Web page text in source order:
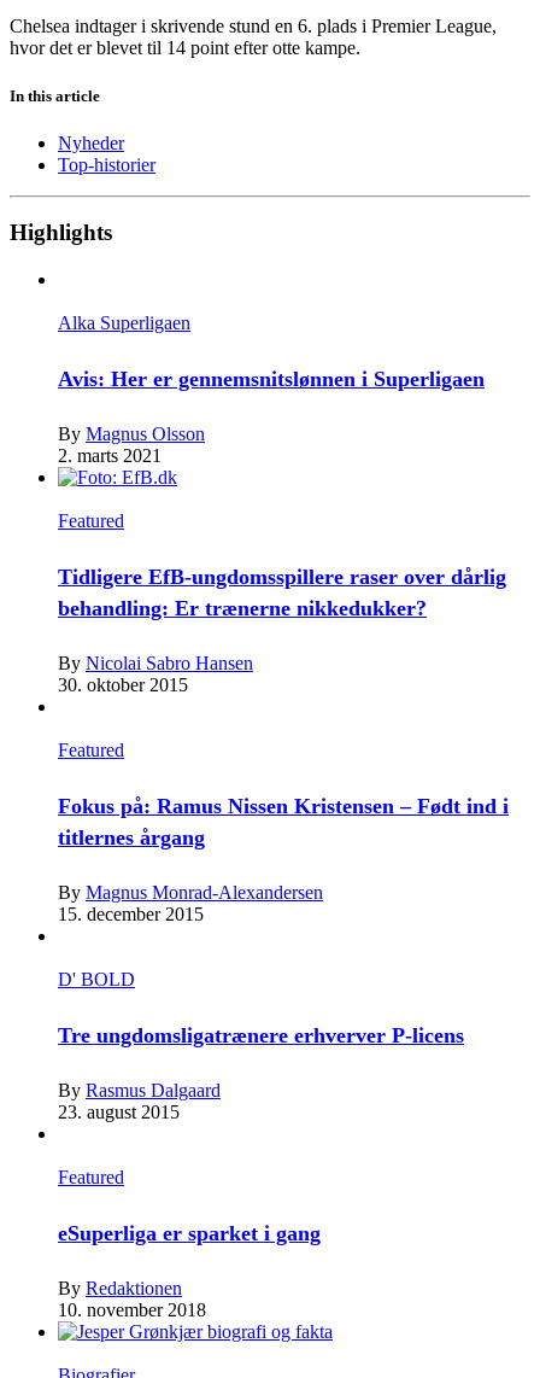
Chelsea indtager i skrivende stund en 6. plads i Premier League,
hvor det er blevet til 14 point efter otte kampe.
In this article
Nyheder
Top-historier
Highlights
Alka Superligaen
Avis: Her er gennemsnitslønnen i Superligaen
By Magnus Olsson
2. marts 2021
Featured
Tidligere EfB-ungdomsspillere raser over dårlig
behandling: Er trænerne nikkedukker?
By Nicolai Sabro Hansen
30. oktober 2015
Featured
Fokus på: Ramus Nissen Kristensen – Født ind i
titlernes årgang
By Magnus Monrad-Alexandersen
15. december 2015
D' BOLD
Tre ungdomsligatrænere erhverver P-licens
By Rasmus Dalgaard
23. august 2015
Featured
eSuperliga er sparket i gang
By Redaktionen
10. november 2018